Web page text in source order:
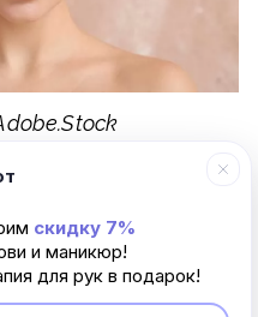
в тех местах,
кожа. После
бровям
для растушевки.
скидку 7%
и маникюр!
для рук в подарок!